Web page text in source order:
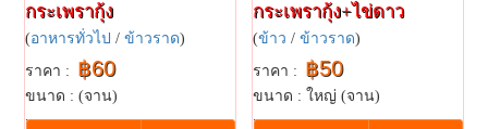
กระเพรากุ้ง
(อาหารทั่วไป / ข้าวราด)
ราคา : ฿60
ขนาด : (จาน)
...
กระเพรากุ้ง+ไข่ดาว
(ข้าว / ข้าวราด)
ราคา : ฿50
ขนาด : ใหญ่ (จาน)
...